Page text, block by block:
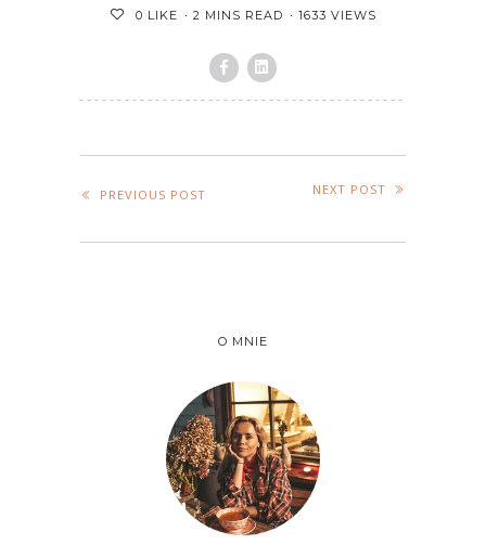
0 LIKE 2 MINS READ 1633 VIEWS
PREVIOUS POST NEXT POST
O MNIE